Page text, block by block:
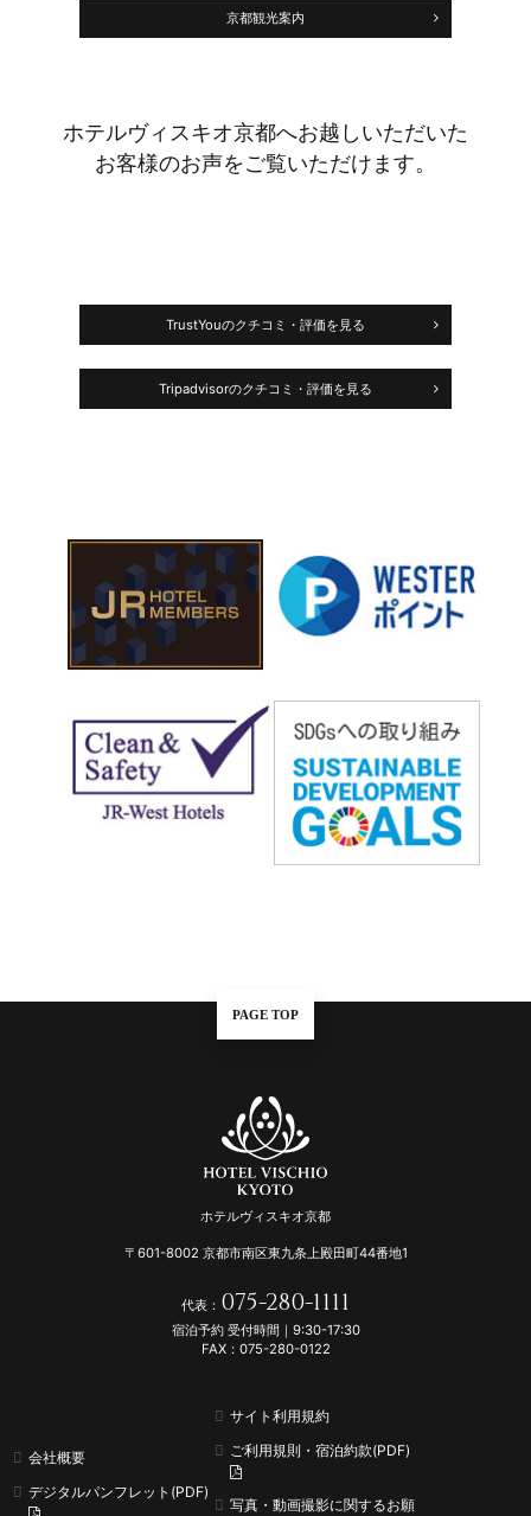
京都観光案内
ホテルヴィスキオ京都へお越しいただいた
お客様のお声をご覧いただけます。
TrustYouのクチコミ・評価を見る
Tripadvisorのクチコミ・評価を見る
PAGE TOP
ホテルヴィスキオ京都
〒601-8002 京都市南区東九条上殿田町44番地1
代表： 075-280-1111
宿泊予約 受付時間｜9:30-17:30
FAX：075-280-0122
会社概要
デジタルパンフレット(PDF)
サイト利用規約
ご利用規則・宿泊約款(PDF)
写真・動画撮影に関するお願